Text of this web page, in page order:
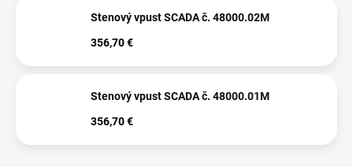
Stenový vpust SCADA č. 48000.02M
356,70 €
Stenový vpust SCADA č. 48000.01M
356,70 €